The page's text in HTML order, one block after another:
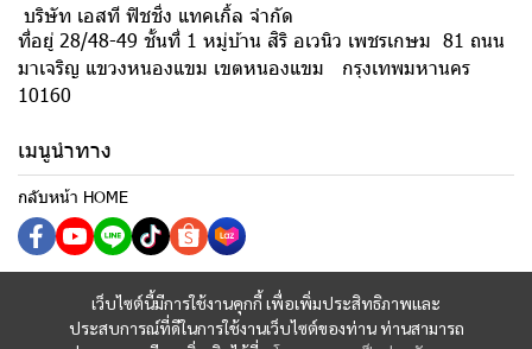
เว็บไซต์นี้มีการใช้งานคุกกี้ เพื่อเพิ่มประสิทธิภาพและ
ประสบการณ์ที่ดีในการใช้งานเว็บไซต์ของท่าน ท่านสามารถ
บริษัท เอสที ฟิชชิ่ง แทคเกิ้ล จำกัด
ที่อยู่ 28/48-49 ชั้นที่ 1 หมู่บ้าน สิริ อเวนิว เพชรเกษม 81 ถนน
มาเจริญ แขวงหนองแขม เขตหนองแขม กรุงเทพมหานคร
10160
เมนูนำทาง
กลับหน้า HOME